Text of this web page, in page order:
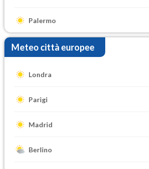
Palermo
Meteo città europee
Londra
Parigi
Madrid
Berlino